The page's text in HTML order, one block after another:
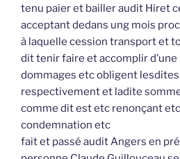
tenu paier et bailler audit Hiret
acceptant dedans ung mois
à laquelle cession transport et
dit tenir faire et accomplir d’une
dommages etc obligent
respectivement et ladite
comme dit est etc renonçant
condemnation etc
fait et passé audit Angers en